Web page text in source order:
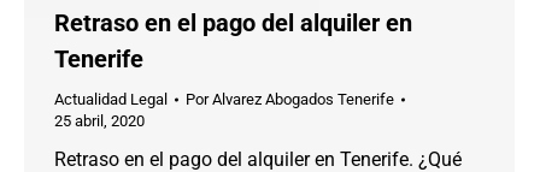
Retraso en el pago del alquiler en
Tenerife
Actualidad Legal PorAlvarez Abogados Tenerife
25 abril, 2020
Retraso en el pago del alquiler en Tenerife. ¿Qué